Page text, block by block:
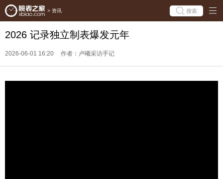
> 资讯 搜索
2026 记录独立制表爆发元年
2026-06-01 16:20 作者：卢曦采访手记